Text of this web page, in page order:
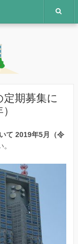
定期募集に
て 2019年5月（令